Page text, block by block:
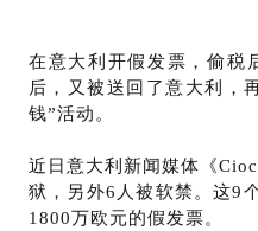
在意大利开假发票，偷税
后，又被送回了意大利，
钱”活动。
近日意大利新闻媒体《
狱，另外6人被软禁。这9
1800万欧元的假发票。